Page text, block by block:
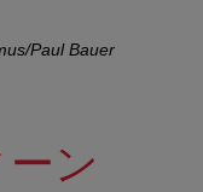
Paul Bauer
ン